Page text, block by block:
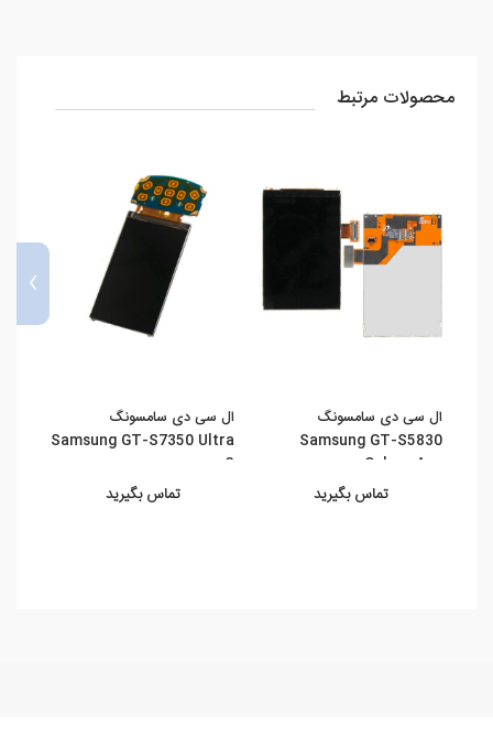
محصولات مرتبط
ال سی دی سامسونگ
Samsung GT-S5830
Galaxy Ace
تماس بگیرید
ال سی دی سامسونگ
Samsung GT-S7350 Ultra
S
تماس بگیرید
›